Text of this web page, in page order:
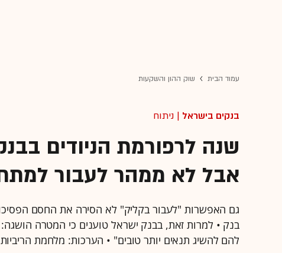
עמוד הבית שוק ההון והשקעות
בנקים בישראל | ניתוח
שנה לרפורמת הניודים
אבל לא ממהר לעבור
בנק • למרות זאת, בבנק ישראל טוענים כי המטרה
להם להשיג תנאים יותר טובים" • הערכות: מלחמת הריביות